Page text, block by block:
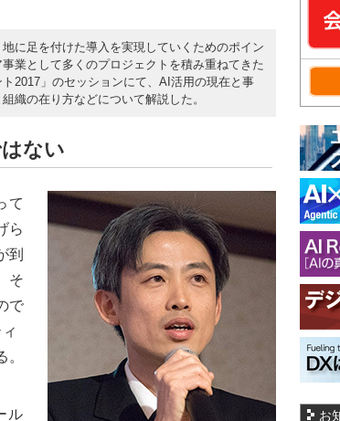
に足を付けた導入を実現していくためのポイン
業として多くのプロジェクトを積み重ねてきた
2017」のセッションにて、AI活用の現在と事
織の在り方などについて解説した。
ない
て
ら
到
そ
で
ル お